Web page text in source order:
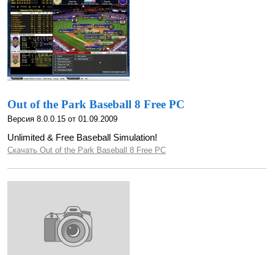
Out of the Park Baseball 8 Free PC
Версия 8.0.0.15 от 01.09.2009
Unlimited & Free Baseball Simulation!
Скачать Out of the Park Baseball 8 Free PC